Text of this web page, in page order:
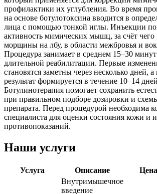
профилактики их углубления. Во время
на основе ботулотоксина вводится в
лица с помощью тонкой иглы. Инъекции
активность мимических мышц, за счёт чего
морщины на лбу, в области межбровья и
Процедура занимает в среднем 15–30 минут
длительной реабилитации. Первые
становятся заметны через несколько дней,
результат формируется в течение 10–14
Ботулинотерапия помогает сохранить
при правильном подборе дозировки и
препарата. Перед процедурой необходима
специалиста для оценки состояния кожи и
противопоказаний.
Наши услуги
Услуга Описание Цена
Внутримышечное
введение